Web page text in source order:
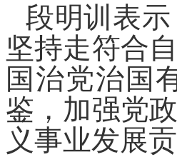
段明训表
坚持走符合
国治党治国
鉴，加强党
义事业发展